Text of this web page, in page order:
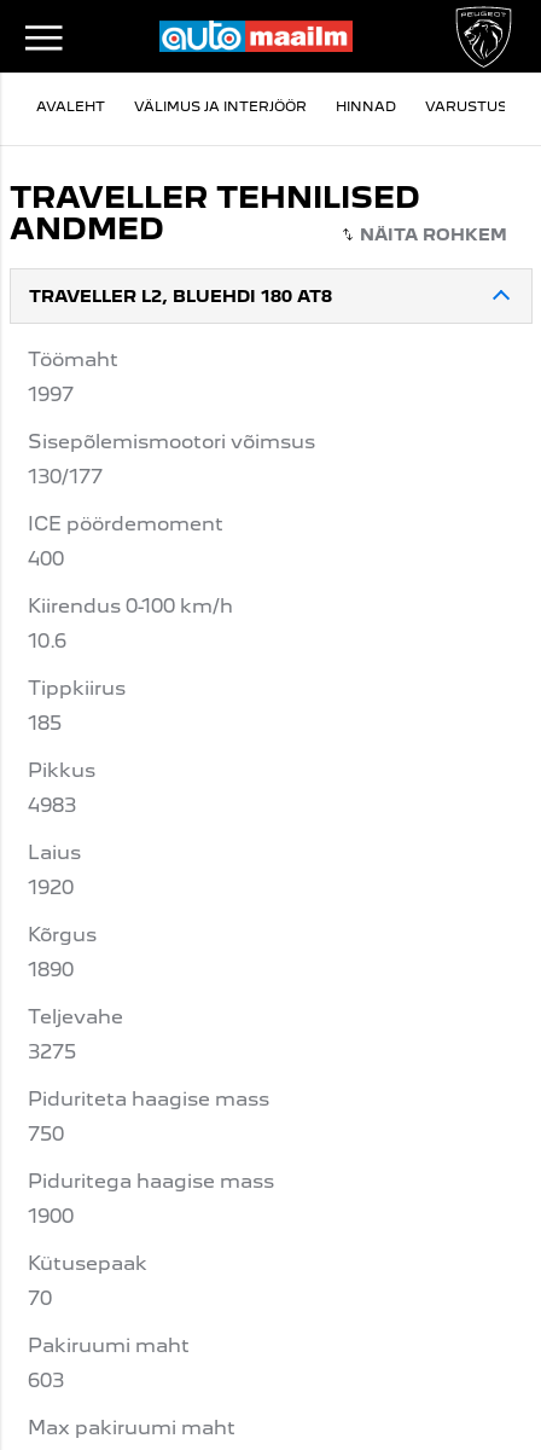
AVALEHT VÄLIMUS JA INTERJÖÖR HINNAD VARUSTUS
TRAVELLER TEHNILISED
ANDMED
TRAVELLER L2, BLUEHDI 180 AT8
Töömaht
1997
Sisepõlemismootori võimsus
130/177
ICE pöördemoment
400
Kiirendus 0-100 km/h
10.6
Tippkiirus
185
Pikkus
4983
Laius
1920
Kõrgus
1890
Teljevahe
3275
Piduriteta haagise mass
750
Piduritega haagise mass
1900
Kütusepaak
70
Pakiruumi maht
603
Max pakiruumi maht